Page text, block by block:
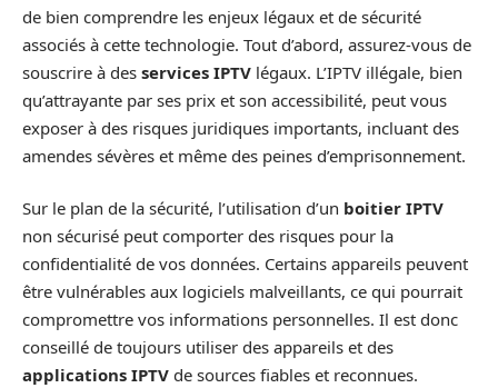
de bien comprendre les enjeux légaux et de sécurité
associés à cette technologie. Tout d’abord, assurez-vous de
souscrire à des services IPTV légaux. L’IPTV illégale, bien
qu’attrayante par ses prix et son accessibilité, peut vous
exposer à des risques juridiques importants, incluant des
amendes sévères et même des peines d’emprisonnement.
Sur le plan de la sécurité, l’utilisation d’un boitier IPTV
non sécurisé peut comporter des risques pour la
confidentialité de vos données. Certains appareils peuvent
être vulnérables aux logiciels malveillants, ce qui pourrait
compromettre vos informations personnelles. Il est donc
conseillé de toujours utiliser des appareils et des
applications IPTV de sources fiables et reconnues.